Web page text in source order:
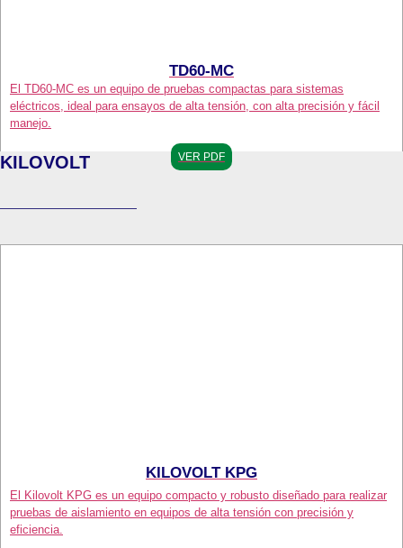
TD60-MC
El TD60-MC es un equipo de pruebas compactas para sistemas
eléctricos, ideal para ensayos de alta tensión, con alta precisión y fácil
manejo.
VER PDF
KILOVOLT
KILOVOLT KPG
El Kilovolt KPG es un equipo compacto y robusto diseñado para realizar
pruebas de aislamiento en equipos de alta tensión con precisión y
eficiencia.